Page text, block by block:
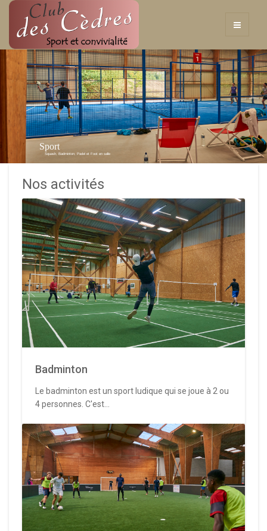
Sport
Squash, Badminton, Padel et Foot en salle
Nos activités
Badminton
Le badminton est un sport ludique qui se joue à 2 ou
4 personnes. C'est...